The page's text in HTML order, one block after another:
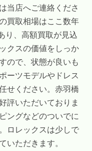
当店へご連絡くださ
買取相場はここ数年
り、高額買取が見込
クスの価値をしっか
ので、状態が良いも
ーツモデルやドレス
せください。赤羽橋
評いただいておりま
ングなどのついでに
ロレックスは少しで
いただきます。